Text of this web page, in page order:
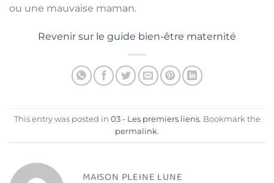
ou une mauvaise maman.
Revenir sur le guide bien-être maternité
This entry was posted in 03 - Les premiers liens. Bookmark the
permalink.
MAISON PLEINE LUNE